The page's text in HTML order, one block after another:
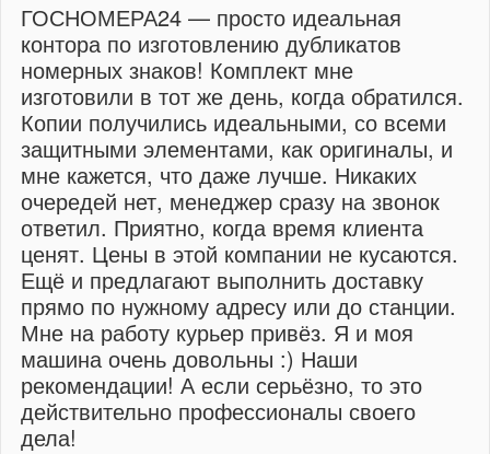
ГОСНОМЕРА24 — просто идеальная
контора по изготовлению дубликатов
номерных знаков! Комплект мне
изготовили в тот же день, когда обратился.
Копии получились идеальными, со всеми
защитными элементами, как оригиналы, и
мне кажется, что даже лучше. Никаких
очередей нет, менеджер сразу на звонок
ответил. Приятно, когда время клиента
ценят. Цены в этой компании не кусаются.
Ещё и предлагают выполнить доставку
прямо по нужному адресу или до станции.
Мне на работу курьер привёз. Я и моя
машина очень довольны :) Наши
рекомендации! А если серьёзно, то это
действительно профессионалы своего
дела!